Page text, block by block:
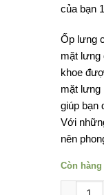
của bạn
Ốp lưng
mặt lưng
khoe
mặt lưng
giúp bạn
Với
nên
Còn hàng
Số lượng